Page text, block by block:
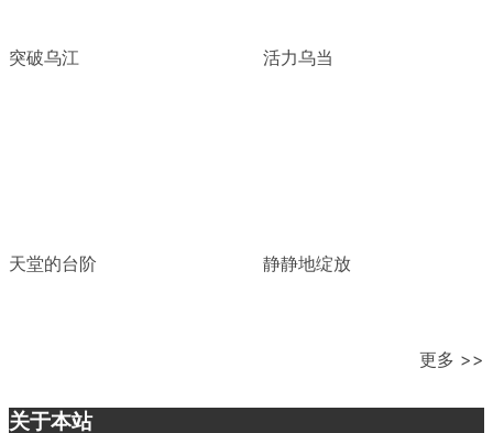
突破乌江 活力乌当
天堂的台阶 静静地绽放
更多 >>
关于本站